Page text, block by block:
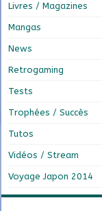
Livres / Magazines
Mangas
News
Retrogaming
Tests
Trophées / Succès
Tutos
Vidéos / Stream
Voyage Japon 2014